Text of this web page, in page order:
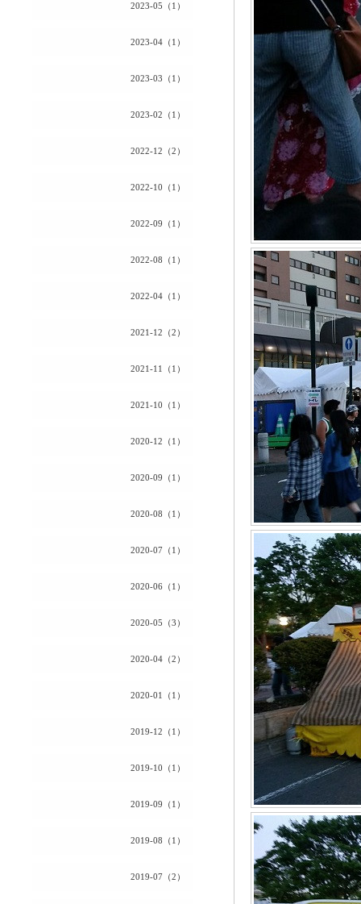
2023-05（1）
2023-04（1）
2023-03（1）
2023-02（1）
2022-12（2）
2022-10（1）
2022-09（1）
2022-08（1）
2022-04（1）
2021-12（2）
2021-11（1）
2021-10（1）
2020-12（1）
2020-09（1）
2020-08（1）
2020-07（1）
2020-06（1）
2020-05（3）
2020-04（2）
2020-01（1）
2019-12（1）
2019-10（1）
2019-09（1）
2019-08（1）
2019-07（2）